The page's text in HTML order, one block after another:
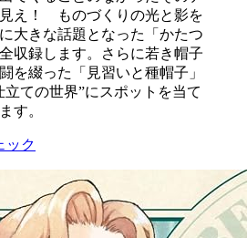
え！ ものづくりの光と影を
大きな話題となった「かたつ
収録します。さらに若き帽子
を綴った「見習いと種帽子」
立ての世界”にスポットを当て
す。
ック